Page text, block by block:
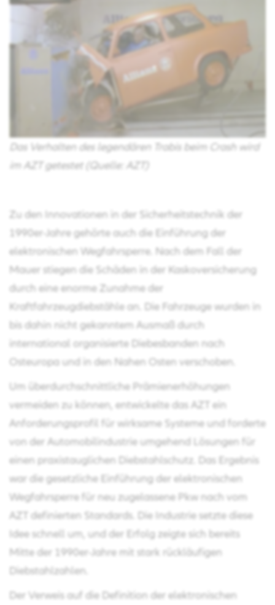
Das Verhalten des legendären Trabis beim Crash wird
im AZT getestet (Quelle: AZT)
Zu den Innovationen in der Sicherheitstechnik der
1990er-Jahre gehörte auch die Einführung der
elektronischen Wegfahrsperre. Nach dem Fall der
Mauer stiegen die Schäden in der Kaskoversicherung
durch eine enorme Zunahme der
Kraftfahrzeugdiebstähle an. Die Fahrzeuge wurden in
bis dahin nicht gekanntem Ausmaß durch
international organisierte Diebesbanden nach
Osteuropa und in den Nahen Osten verschoben.
Um überdurchschnittliche Prämienerhöhungen
vermeiden zu können, entwickelte das AZT ein
Anforderungsprofil für wirksame Systeme und forderte
von der Automobilindustrie umgehend Lösungen für
einen praxistauglichen Diebstahlschutz. Das Ergebnis
war die gesetzliche Einführung der elektronischen
Wegfahrsperre für neu zugelassene Pkw nach vom
AZT definierten Standards. Die Industrie setzte diese
Idee schnell um, und der Erfolg zeigte sich bereits
Mitte der 1990er-Jahre mit stark rückläufigen
Diebstahlzahlen.
Der Verweis auf die Definition der elektronischen